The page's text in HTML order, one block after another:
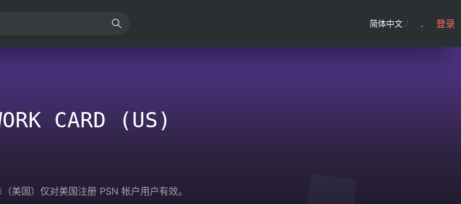
简体中文 / 登录
CARD (US)
国）仅对美国注册 PSN 帐户用户有效。